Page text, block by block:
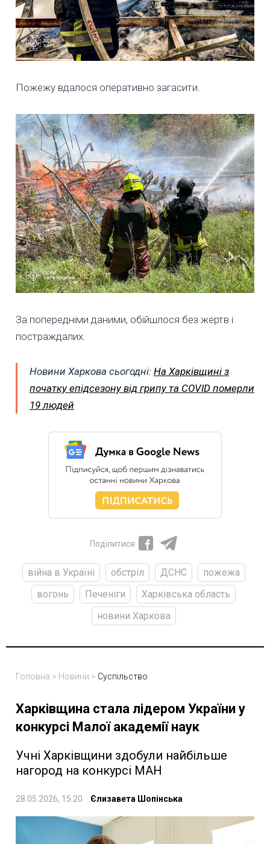
Пожежу вдалося оперативно загасити.
За попередніми даними, обійшлося без жертв і
постраждалих.
Новини Харкова сьогодні: На Харківщині з
початку епідсезону від грипу та COVID померли
19 людей
Поділитися
війна в Україні обстріл ДСНС
пожежа
вогонь
Печеніги
Харківська область
новини Харкова
Головна > Новини > Суспільство
Харківщина стала лідером України у
конкурсі Малої академії наук
Учні Харківщини здобули найбільше
нагород на конкурсі МАН
28.05.2026, 15:20 Єлизавета Шопінська